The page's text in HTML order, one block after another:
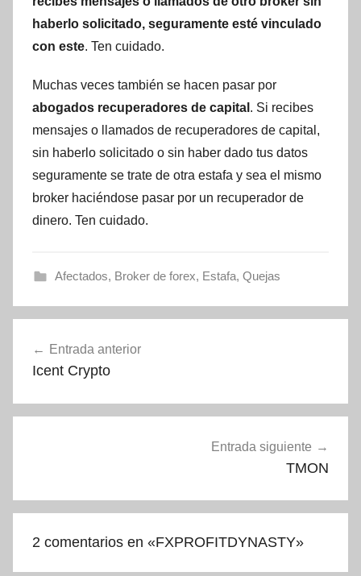
haberlo solicitado, seguramente esté vinculado
con este. Ten cuidado.
Muchas veces también se hacen pasar por
abogados recuperadores de capital . Si recibes
mensajes o llamados de recuperadores de capital,
sin haberlo solicitado o sin haber dado tus datos
seguramente se trate de otra estafa y sea el mismo
broker haciéndose pasar por un recuperador de
dinero. Ten cuidado.
Afectados, Broker de forex, Estafa, Quejas
de
Entrada anterior
Icent Crypto
Entrada siguiente
TMON
2 comentarios en «FXPROFITDYNASTY»